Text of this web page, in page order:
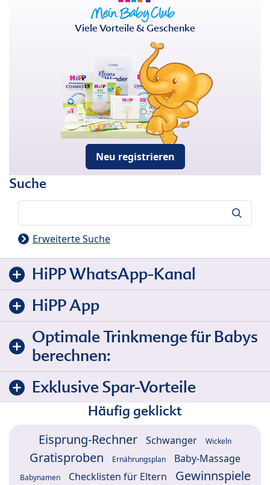
Viele Vorteile & Geschenke
Neu registrieren
Suche
Erweiterte Suche
HiPP WhatsApp-Kanal
HiPP App
Optimale Trinkmenge für Babys
berechnen:
Exklusive Spar-Vorteile
Häufig geklickt
Eisprung-Rechner Schwanger Wickeln
Gratisproben Ernährungsplan Baby-Massage
Babynamen Checklisten für Eltern
Gewinnspiele